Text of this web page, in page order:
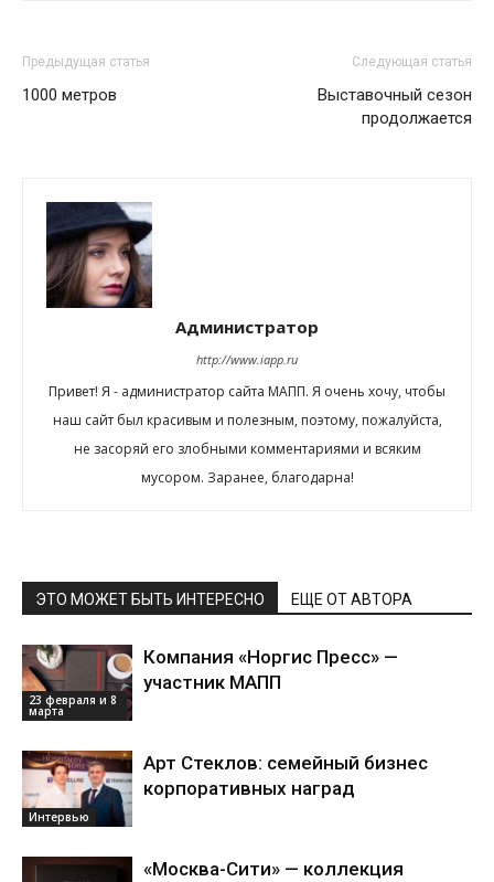
Предыдущая статья
1000 метров
Следующая статья
Выставочный сезон
продолжается
Администратор
http://www.iapp.ru
Привет! Я - администратор сайта МАПП. Я очень хочу, чтобы
наш сайт был красивым и полезным, поэтому, пожалуйста,
не засоряй его злобными комментариями и всяким
мусором. Заранее, благодарна!
ЭТО МОЖЕТ БЫТЬ ИНТЕРЕСНО ЕЩЕ ОТ АВТОРА
23 февраля и 8
марта
Компания «Норгис Пресс» —
участник МАПП
Интервью
Арт Стеклов: семейный бизнес
корпоративных наград
«Москва-Сити» — коллекция